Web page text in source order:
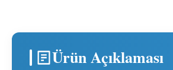
Ürün Açıklaması